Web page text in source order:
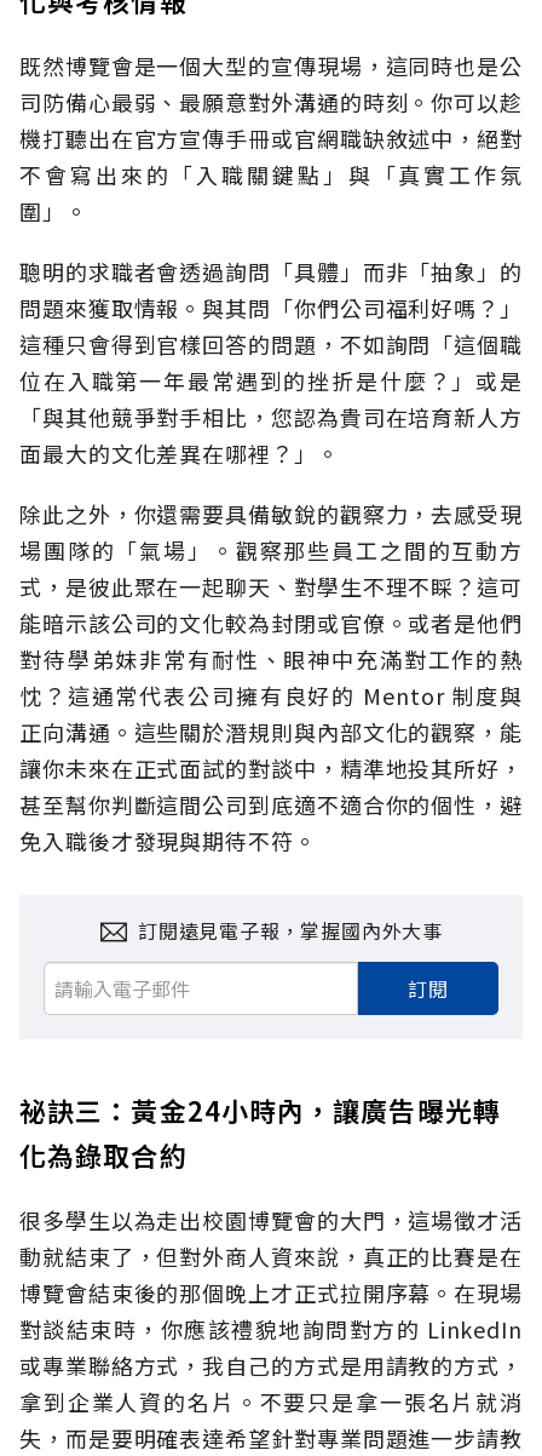
既然博覽會是一個大型的宣傳現場，這同時也是公
司防備心最弱、最願意對外溝通的時刻。你可以趁
機打聽出在官方宣傳手冊或官網職缺敘述中，絕對
不會寫出來的「入職關鍵點」與「真實工作氛
圍」。
聰明的求職者會透過詢問「具體」而非「抽象」的
問題來獲取情報。與其問「你們公司福利好嗎？」
這種只會得到官樣回答的問題，不如詢問「這個職
位在入職第一年最常遇到的挫折是什麼？」或是
「與其他競爭對手相比，您認為貴司在培育新人方
面最大的文化差異在哪裡？」。
除此之外，你還需要具備敏銳的觀察力，去感受現
場團隊的「氣場」。觀察那些員工之間的互動方
式，是彼此聚在一起聊天、對學生不理不睬？這可
能暗示該公司的文化較為封閉或官僚。或者是他們
對待學弟妹非常有耐性、眼神中充滿對工作的熱
忱？這通常代表公司擁有良好的 Mentor 制度與
正向溝通。這些關於潛規則與內部文化的觀察，能
讓你未來在正式面試的對談中，精準地投其所好，
甚至幫你判斷這間公司到底適不適合你的個性，避
免入職後才發現與期待不符。
訂閱遠見電子報，掌握國內外大事
訂閱
祕訣三：黃金24小時內，讓廣告曝光轉
化為錄取合約
很多學生以為走出校園博覽會的大門，這場徵才活
動就結束了，但對外商人資來說，真正的比賽是在
博覽會結束後的那個晚上才正式拉開序幕。在現場
對談結束時，你應該禮貌地詢問對方的 LinkedIn
或專業聯絡方式，我自己的方式是用請教的方式，
拿到企業人資的名片。不要只是拿一張名片就消
失，而是要明確表達希望針對專業問題進一步請教